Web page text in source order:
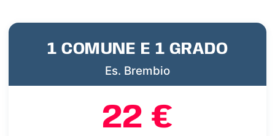
1 COMUNE E 1 GRADO
Es. Brembio
22 €